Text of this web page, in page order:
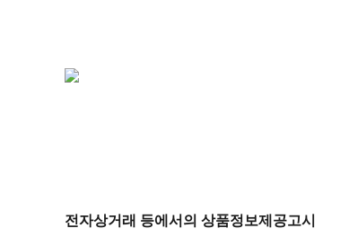
전자상거래 등에서의 상품정보제공고시